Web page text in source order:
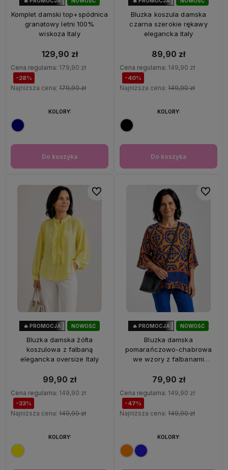
Komplet damski top+spódnica
granatowy letni 100%
wiskoza Italy
129,90 zł
Cena regularna: 179,90 zł
-28%
Najniższa cena: 179,90 zł
Do koszyka
KOLORY:
Bluzka koszula damska
czarna szerokie rękawy
elegancka Italy
89,90 zł
Cena regularna: 149,90 zł
-40%
Najniższa cena: 149,90 zł
Do koszyka
KOLORY:
NOWOŚĆ
OKAZJA
🔥 PROMOCJA
Bluzka damska żółta
koszulowa z falbaną
elegancka oversize Italy
99,90 zł
Cena regularna: 149,90 zł
-33%
Najniższa cena: 149,90 zł
KOLORY:
Do ulubionych
NOWOŚĆ
🔥 PROMOCJA
Bluzka damska
pomarańczowo-chabrowa
we wzory z falbanami
79,90 zł
Cena regularna: 149,90 zł
-47%
Najniższa cena: 149,90 zł
KOLORY:
Do